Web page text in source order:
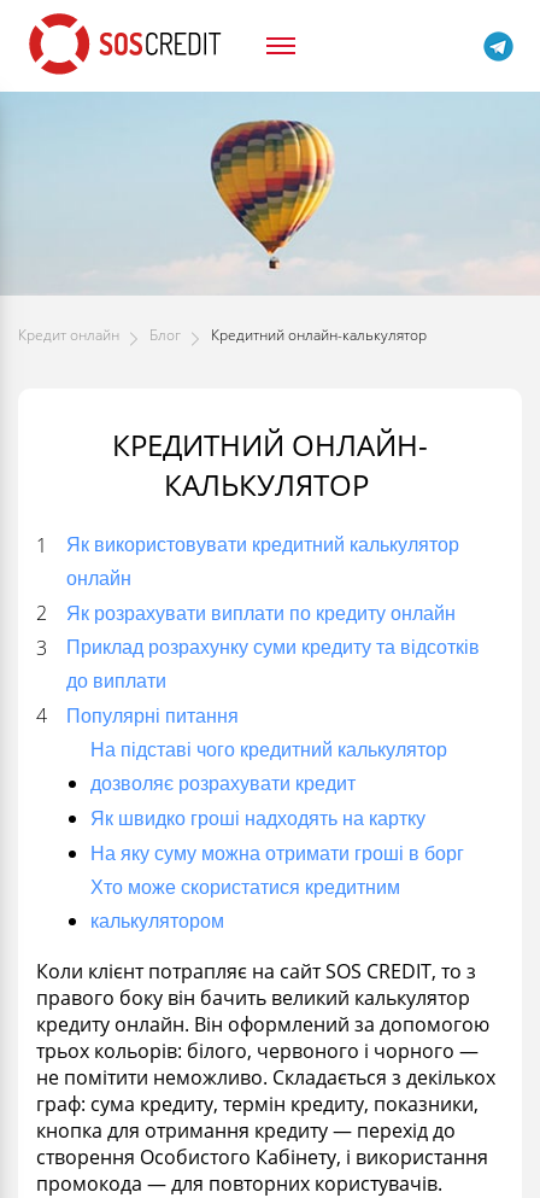
Кредит онлайн Блог Кредитний онлайн-калькулятор
КРЕДИТНИЙ ОНЛАЙН-
КАЛЬКУЛЯТОР
Як використовувати кредитний калькулятор
онлайн
Як розрахувати виплати по кредиту онлайн
Приклад розрахунку суми кредиту та відсотків
до виплати
Популярні питання
На підставі чого кредитний калькулятор
дозволяє розрахувати кредит
Як швидко гроші надходять на картку
На яку суму можна отримати гроші в борг
Хто може скористатися кредитним
калькулятором
Коли клієнт потрапляє на сайт SOS CREDIT, то з
правого боку він бачить великий калькулятор
кредиту онлайн. Він оформлений за допомогою
трьох кольорів: білого, червоного і чорного —
не помітити неможливо. Складається з декількох
граф: сума кредиту, термін кредиту, показники,
кнопка для отримання кредиту — перехід до
створення Особистого Кабінету, і використання
промокода — для повторних користувачів.